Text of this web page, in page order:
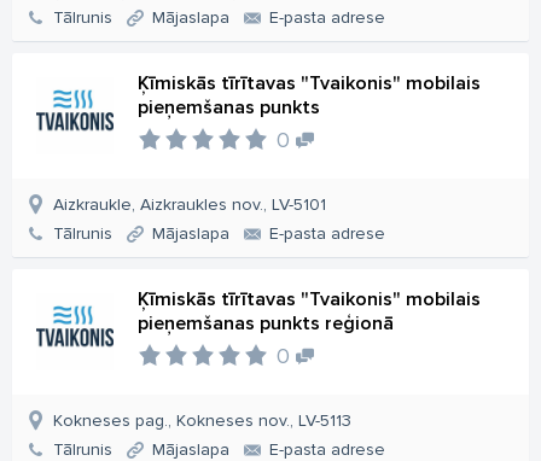
Tālrunis
Mājaslapa E-pasta adrese
Ķīmiskās tīrītavas "Tvaikonis" mobilais
pieņemšanas punkts
0
Aizkraukle, Aizkraukles nov., LV-5101
Tālrunis
Mājaslapa E-pasta adrese
Ķīmiskās tīrītavas "Tvaikonis" mobilais
pieņemšanas punkts reģionā
0
Kokneses pag., Kokneses nov., LV-5113
Tālrunis
Mājaslapa E-pasta adrese